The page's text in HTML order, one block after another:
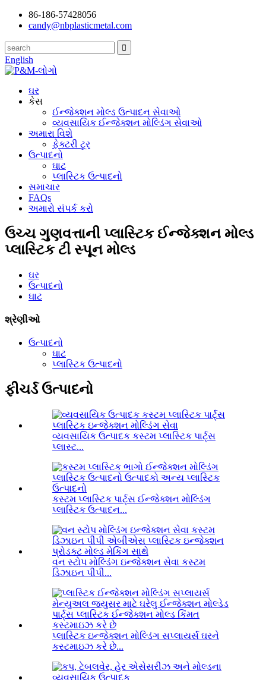
86-186-57428056
candy@nbplasticmetal.com
English
ઘર
કેસ
ઈન્જેક્શન મોલ્ડ ઉત્પાદન સેવાઓ
વ્યવસાયિક ઈન્જેક્શન મોલ્ડિંગ સેવાઓ
અમારા વિશે
ફેક્ટરી ટૂર
ઉત્પાદનો
ઘાટ
પ્લાસ્ટિક ઉત્પાદનો
સમાચાર
FAQs
અમારો સંપર્ક કરો
ઉચ્ચ ગુણવત્તાની પ્લાસ્ટિક ઈન્જેક્શન મોલ્ડ
પ્લાસ્ટિક ટી સ્પૂન મોલ્ડ
ઘર
ઉત્પાદનો
ઘાટ
શ્રેણીઓ
ઉત્પાદનો
ઘાટ
પ્લાસ્ટિક ઉત્પાદનો
ફીચર્ડ ઉત્પાદનો
વ્યવસાયિક ઉત્પાદક કસ્ટમ પ્લાસ્ટિક પાર્ટ્સ
પ્લાસ્ટ...
કસ્ટમ પ્લાસ્ટિક પાર્ટ્સ ઈન્જેક્શન મોલ્ડિંગ
પ્લાસ્ટિક ઉત્પાદન...
વન સ્ટોપ મોલ્ડિંગ ઇન્જેક્શન સેવા કસ્ટમ
ડિઝાઇન પીપી...
પ્લાસ્ટિક ઇન્જેક્શન મોલ્ડિંગ સપ્લાયર્સ ઘરને
કસ્ટમાઇઝ કરે છે...